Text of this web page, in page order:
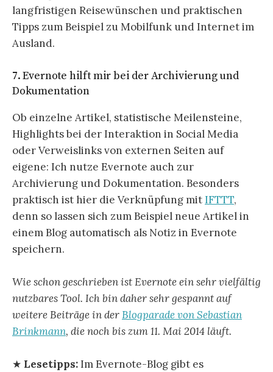
langfristigen Reisewünschen und praktischen
Tipps zum Beispiel zu Mobilfunk und Internet im
Ausland.
7. Evernote hilft mir bei der Archivierung und
Dokumentation
Ob einzelne Artikel, statistische Meilensteine,
Highlights bei der Interaktion in Social Media
oder Verweislinks von externen Seiten auf
eigene: Ich nutze Evernote auch zur
Archivierung und Dokumentation. Besonders
praktisch ist hier die Verknüpfung mitIFTTT,
denn so lassen sich zum Beispiel neue Artikel in
einem Blog automatisch als Notiz in Evernote
speichern.
Wie schon geschrieben ist Evernote ein sehr vielfältig
nutzbares Tool. Ich bin daher sehr gespannt auf
weitere Beiträge in derBlogparade von Sebastian
Brinkmann, die noch bis zum 11. Mai 2014 läuft.
★ Lesetipps:Im Evernote-Blog gibt es